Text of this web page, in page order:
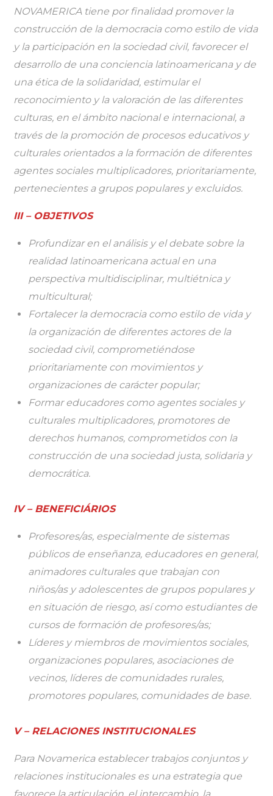
NOVAMERICA tiene por finalidad promover la
construcción de la democracia como estilo de vida
y la participación en la sociedad civil, favorecer el
desarrollo de una conciencia latinoamericana y de
una ética de la solidaridad, estimular el
reconocimiento y la valoración de las diferentes
culturas, en el ámbito nacional e internacional, a
través de la promoción de procesos educativos y
culturales orientados a la formación de diferentes
agentes sociales multiplicadores, prioritariamente,
pertenecientes a grupos populares y excluidos.
III – OBJETIVOS
Profundizar en el análisis y el debate sobre la
realidad latinoamericana actual en una
perspectiva multidisciplinar, multiétnica y
multicultural;
Fortalecer la democracia como estilo de vida y
la organización de diferentes actores de la
sociedad civil, comprometiéndose
prioritariamente con movimientos y
organizaciones de carácter popular;
Formar educadores como agentes sociales y
culturales multiplicadores, promotores de
derechos humanos, comprometidos con la
construcción de una sociedad justa, solidaria y
democrática.
IV – BENEFICIÁRIOS
Profesores/as, especialmente de sistemas
públicos de enseñanza, educadores en general,
animadores culturales que trabajan con
niños/as y adolescentes de grupos populares y
en situación de riesgo, así como estudiantes de
cursos de formación de profesores/as;
Líderes y miembros de movimientos sociales,
organizaciones populares, asociaciones de
vecinos, líderes de comunidades rurales,
promotores populares, comunidades de base.
V – RELACIONES INSTITUCIONALES
Para Novamerica establecer trabajos conjuntos y
relaciones institucionales es una estrategia que